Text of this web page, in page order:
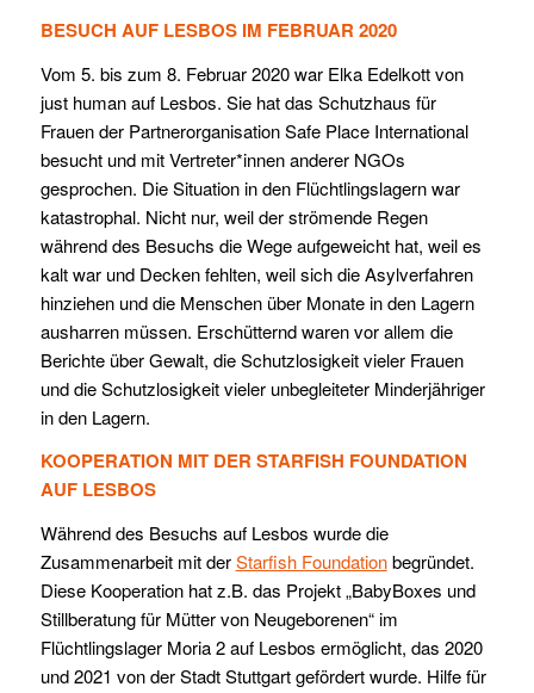
BESUCH AUF LESBOS IM FEBRUAR 2020
Vom 5. bis zum 8. Februar 2020 war Elka Edelkott von
just human auf Lesbos. Sie hat das Schutzhaus für
Frauen der Partnerorganisation Safe Place International
besucht und mit Vertreter*innen anderer NGOs
gesprochen. Die Situation in den Flüchtlingslagern war
katastrophal. Nicht nur, weil der strömende Regen
während des Besuchs die Wege aufgeweicht hat, weil es
kalt war und Decken fehlten, weil sich die Asylverfahren
hinziehen und die Menschen über Monate in den Lagern
ausharren müssen. Erschütternd waren vor allem die
Berichte über Gewalt, die Schutzlosigkeit vieler Frauen
und die Schutzlosigkeit vieler unbegleiteter Minderjähriger
in den Lagern.
KOOPERATION MIT DER STARFISH FOUNDATION
AUF LESBOS
Während des Besuchs auf Lesbos wurde die
Zusammenarbeit mit derStarfish Foundationbegründet.
Diese Kooperation hat z.B. das Projekt „BabyBoxes und
Stillberatung für Mütter von Neugeborenen“ im
Flüchtlingslager Moria 2 auf Lesbos ermöglicht, das 2020
und 2021 von der Stadt Stuttgart gefördert wurde. Hilfe für